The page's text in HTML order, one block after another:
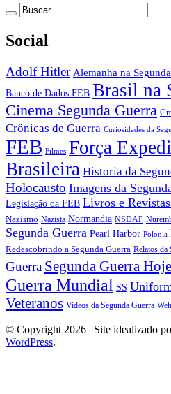
Social
Adolf Hitler Alemanha na
Banco de Dados FEB Brasil na
Cinema Segunda Guerra
Crônicas de Guerra Curiosidades da
FEB Filmes Força
Brasileira Historia da
Holocausto Imagens da
Legislação da FEB Livros e
Nazismo Nazista Normandia NSDAP
Segunda Guerra Pearl Harbor Polonia
Redescobrindo a Segunda Guerra Relatos da
Guerra Segunda Guerra
Guerra Mundial SS
Veteranos Videos da Segunda Guerra
© Copyright 2026 | Site idealizado
WordPress.